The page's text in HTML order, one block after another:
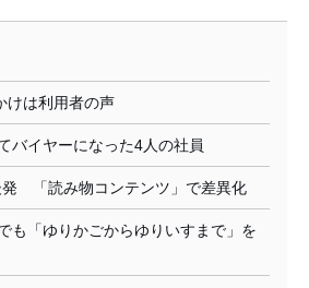
けは利用者の声
バイヤーになった4人の社員
発 「読み物コンテンツ」で差異化
も「ゆりかごからゆりいすまで」を